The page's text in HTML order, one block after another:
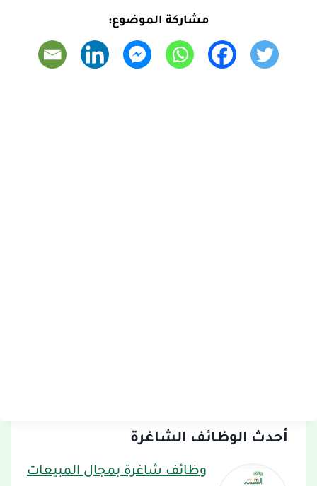
مشاركة الموضوع:
أحدث الوظائف الشاغرة
وظائف شاغرة بمجال المبيعات